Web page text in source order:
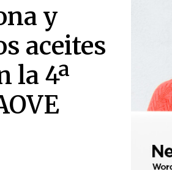
y
aceites
la 4ª